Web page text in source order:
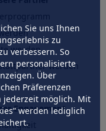
Sie uns Ihnen
zu
verbessern. So
personalisierte
Über
Präferenzen
jederzeit möglich. Mit
werden lediglich
werden
werden
Engagement